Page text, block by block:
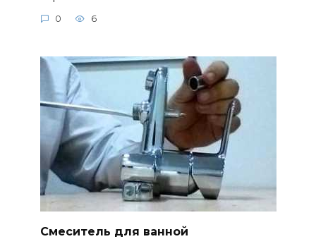
0 6
Смеситель для ванной